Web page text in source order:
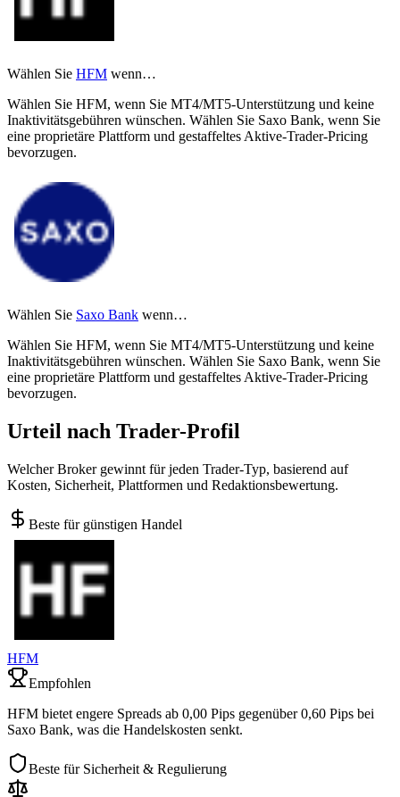
Wählen Sie HFM wenn…
Wählen Sie HFM, wenn Sie MT4/MT5-Unterstützung und keine
Inaktivitätsgebühren wünschen. Wählen Sie Saxo Bank, wenn Sie
eine proprietäre Plattform und gestaffeltes Aktive-Trader-Pricing
bevorzugen.
Wählen Sie Saxo Bank wenn…
Wählen Sie HFM, wenn Sie MT4/MT5-Unterstützung und keine
Inaktivitätsgebühren wünschen. Wählen Sie Saxo Bank, wenn Sie
eine proprietäre Plattform und gestaffeltes Aktive-Trader-Pricing
bevorzugen.
Urteil nach Trader-Profil
Welcher Broker gewinnt für jeden Trader-Typ, basierend auf
Kosten, Sicherheit, Plattformen und Redaktionsbewertung.
Beste für günstigen Handel
HFM
Empfohlen
HFM bietet engere Spreads ab 0,00 Pips gegenüber 0,60 Pips bei
Saxo Bank, was die Handelskosten senkt.
Beste für Sicherheit & Regulierung